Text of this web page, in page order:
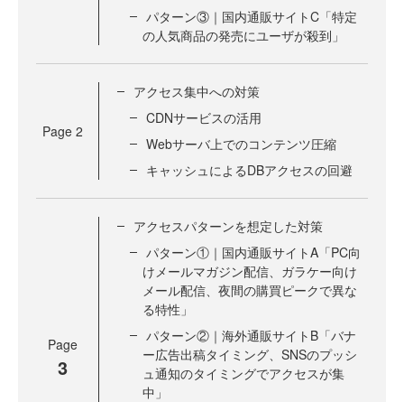
パターン③｜国内通販サイトC「特定
の人気商品の発売にユーザが殺到」
Page 2
アクセス集中への対策
CDNサービスの活用
Webサーバ上でのコンテンツ圧縮
キャッシュによるDBアクセスの回避
Page
3
アクセスパターンを想定した対策
パターン①｜国内通販サイトA「PC向
けメールマガジン配信、ガラケー向け
メール配信、夜間の購買ピークで異な
る特性」
パターン②｜海外通販サイトB「バナ
ー広告出稿タイミング、SNSのプッシ
ュ通知のタイミングでアクセスが集
中」